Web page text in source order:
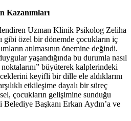
Kazanımları
Uzman Klinik Psikolog Zeliha
gibi özel bir dönemde çocukların iç
atılmasının önemine değindi.
yaşandığında bu durumla nasıl
büyüterek kalplerindeki
keyifli bir dille ele aldıklarını
etkileşime dayalı bir süreç
çocukların gelişimine sunduğu
Belediye Başkanı Erkan Aydın’a ve